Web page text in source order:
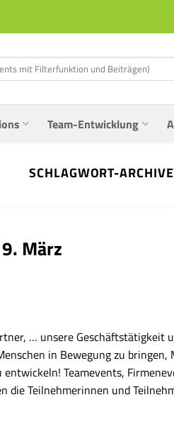
Team-Entwicklung
SCHLAGWORT-
März
… unsere Geschäftstätigkeit
in Bewegung zu bringen,
Teamevents,
die Teilnehmerinnen und